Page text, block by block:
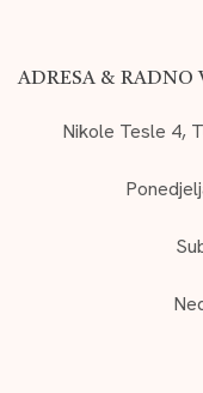
ADRESA & RADNO
Nikole Tesle 4,